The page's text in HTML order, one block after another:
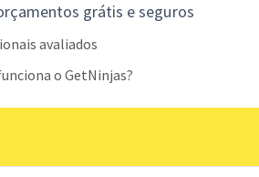
grátis e seguros
avaliados
o GetNinjas?